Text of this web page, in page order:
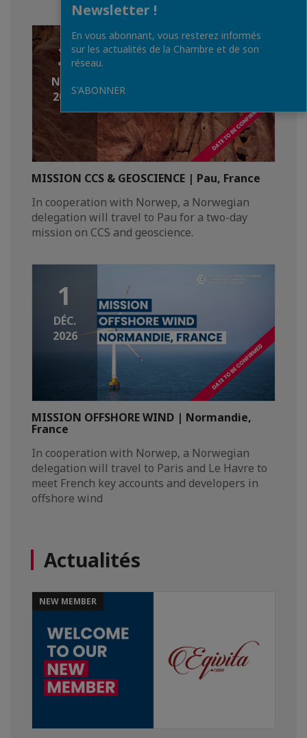
3
NOV.
2026
MISSION CCS & GEOSCIENCE | Pau, France
In cooperation with Norwep, a Norwegian
delegation will travel to Pau for a two-day
mission on CCS and geoscience.
1
DÉC.
2026
MISSION OFFSHORE WIND | Normandie,
France
In cooperation with Norwep, a Norwegian
delegation will travel to Paris and Le Havre to
meet French key accounts and developers in
offshore wind
Actualités
NEW MEMBER
Newsletter !
En vous abonnant, vous resterez informés
sur les actualités de la Chambre et de son
réseau.
S'ABONNER